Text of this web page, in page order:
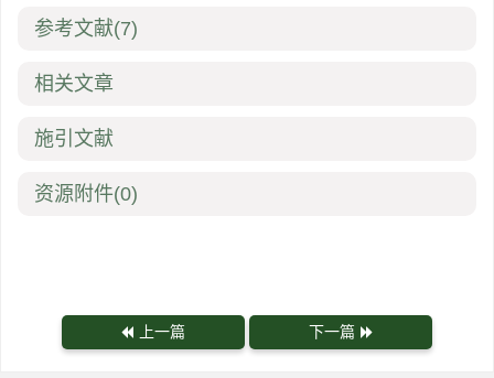
参考文献(7)
相关文章
施引文献
资源附件(0)
上一篇 下一篇